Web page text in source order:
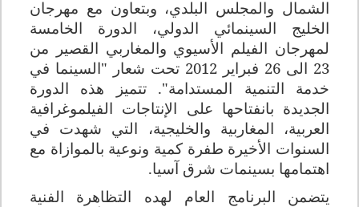
الشمال والمجلس البلدي، وبتعاون مع مهرجان
الخليج السينمائي الدولي، الدورة الخامسة
لمهرجان الفيلم الأسيوي والمغاربي القصير من
23 الى 26 فبراير 2012 تحت شعار "السينما في
خدمة التنمية المستدامة". تتميز هذه الدورة
الجديدة بانفتاحها على الإنتاجات الفيلموغرافية
العربية، المغاربية والخليجية، التي شهدت في
السنوات الأخيرة طفرة كمية ونوعية بالموازاة مع
اهتمامها بسينمات شرق آسيا.
يتضمن البرنامج العام لهده التظاهرة الفنية